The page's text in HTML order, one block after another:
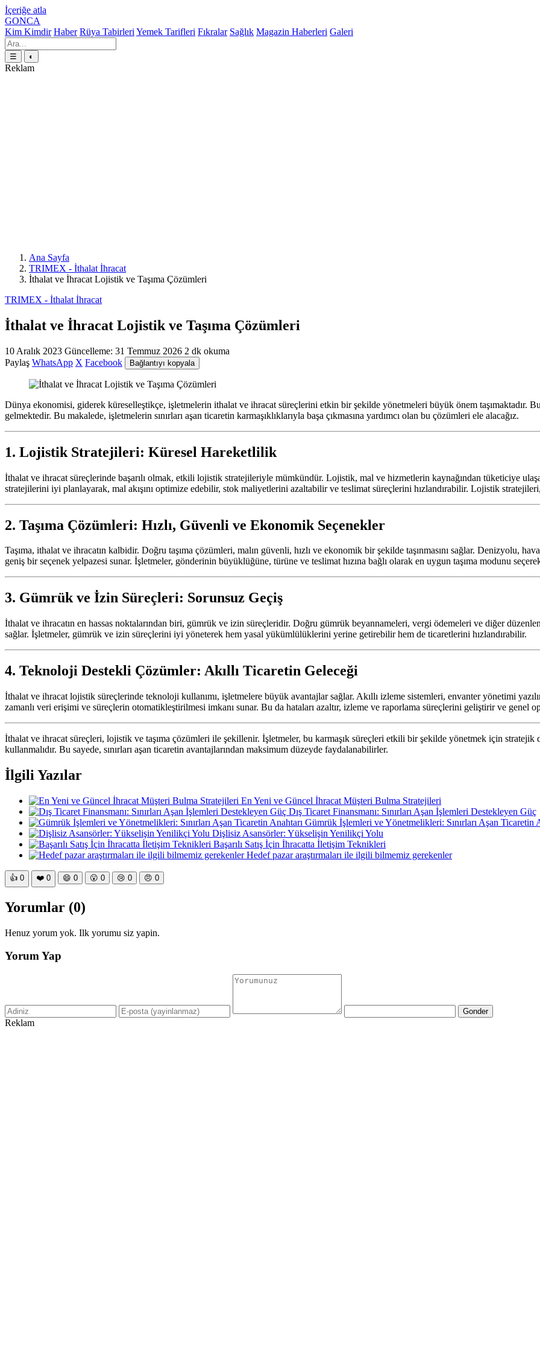
İçeriğe atla
GONCA
Kim Kimdir Haber Rüya Tabirleri Yemek Tarifleri Fıkralar Sağlık Magazin Haberleri Galeri
☰ ◐
Reklam
Ana Sayfa
TRIMEX - İthalat İhracat
İthalat ve İhracat Lojistik ve Taşıma Çözümleri
TRIMEX - İthalat İhracat
İthalat ve İhracat Lojistik ve Taşıma Çözümleri
10 Aralık 2023 Güncelleme: 31 Temmuz 2026 2 dk okuma
Paylaş WhatsApp X Facebook Bağlantıyı kopyala
Dünya ekonomisi, giderek küreselleştikçe, işletmelerin ithalat ve ihracat süreçlerini etkin bir şekilde yönetmeleri büyük önem taşımaktadır.
gelmektedir. Bu makalede, işletmelerin sınırları aşan ticaretin karmaşıklıklarıyla başa çıkmasına yardımcı olan bu çözümleri ele alacağız.
1. Lojistik Stratejileri: Küresel Hareketlilik
İthalat ve ihracat süreçlerinde başarılı olmak, etkili lojistik stratejileriyle mümkündür. Lojistik, mal ve hizmetlerin kaynağından tüketiciye
stratejilerini iyi planlayarak, mal akışını optimize edebilir, stok maliyetlerini azaltabilir ve teslimat süreçlerini hızlandırabilir. Lojistik
2. Taşıma Çözümleri: Hızlı, Güvenli ve Ekonomik Seçenekler
Taşıma, ithalat ve ihracatın kalbidir. Doğru taşıma çözümleri, malın güvenli, hızlı ve ekonomik bir şekilde taşınmasını sağlar. Denizyolu,
geniş bir seçenek yelpazesi sunar. İşletmeler, gönderinin büyüklüğüne, türüne ve teslimat hızına bağlı olarak en uygun taşıma modunu
3. Gümrük ve İzin Süreçleri: Sorunsuz Geçiş
İthalat ve ihracatın en hassas noktalarından biri, gümrük ve izin süreçleridir. Doğru gümrük beyannameleri, vergi ödemeleri ve diğer
sağlar. İşletmeler, gümrük ve izin süreçlerini iyi yöneterek hem yasal yükümlülüklerini yerine getirebilir hem de ticaretlerini hızlandırabilir.
4. Teknoloji Destekli Çözümler: Akıllı Ticaretin Geleceği
İthalat ve ihracat lojistik süreçlerinde teknoloji kullanımı, işletmelere büyük avantajlar sağlar. Akıllı izleme sistemleri, envanter yönetimi
zamanlı veri erişimi ve süreçlerin otomatikleştirilmesi imkanı sunar. Bu da hataları azaltır, izleme ve raporlama süreçlerini geliştirir ve genel
İthalat ve ihracat süreçleri, lojistik ve taşıma çözümleri ile şekillenir. İşletmeler, bu karmaşık süreçleri etkili bir şekilde yönetmek için
kullanmalıdır. Bu sayede, sınırları aşan ticaretin avantajlarından maksimum düzeyde faydalanabilirler.
İlgili Yazılar
En Yeni ve Güncel İhracat Müşteri Bulma Stratejileri
Dış Ticaret Finansmanı: Sınırları Aşan İşlemleri Destekleyen Güç
Gümrük İşlemleri ve Yönetmelikleri: Sınırları Aşan Ticaretin
Dişlisiz Asansörler: Yükselişin Yenilikçi Yolu
Başarılı Satış İçin İhracatta İletişim Teknikleri
Hedef pazar araştırmaları ile ilgili bilmemiz gerekenler
👍 0 ❤️ 0 😄 0 😮 0 😢 0 😠 0
Yorumlar (0)
Henuz yorum yok. Ilk yorumu siz yapin.
Yorum Yap
Gonder
Reklam